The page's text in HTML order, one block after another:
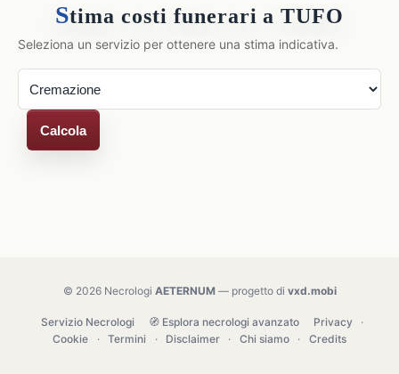
Stima costi funerari a TUFO
Seleziona un servizio per ottenere una stima indicativa.
Calcola
© 2026 Necrologi AETERNUM— progetto di vxd.mobi
Servizio Necrologi 🧭 Esplora necrologi avanzato Privacy
·
Cookie
· Termini · Disclaimer · Chi siamo · Credits